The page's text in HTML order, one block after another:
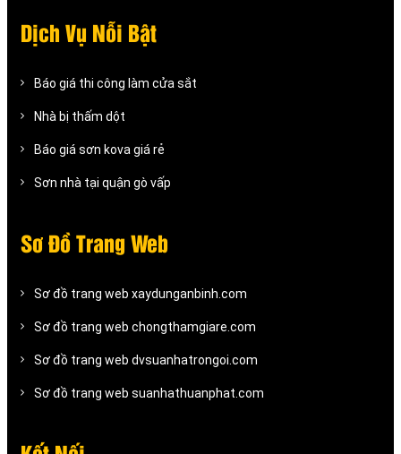
Dịch Vụ Nỗi Bật
Báo giá thi công làm cửa sắt
Nhà bị thấm dột
Báo giá sơn kova giá rẻ
Sơn nhà tại quận gò vấp
Sơ Đồ Trang Web
Sơ đồ trang web xaydunganbinh.com
Sơ đồ trang web chongthamgiare.com
Sơ đồ trang web dvsuanhatrongoi.com
Sơ đồ trang web suanhathuanphat.com